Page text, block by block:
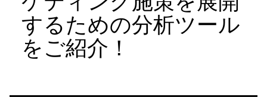
するための分析ツール
をご紹介！